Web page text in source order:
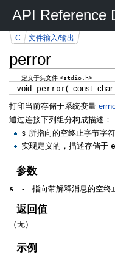
API Reference
perror
C 文件输入/输出
定义于头文件<stdio.h>
void perror( const char
打印当前存储于系统变量
通过连接下列组分构成描述：
s 所指向的空终止字节字
实现定义的，描述存储于
参数
s - 指向带解释消息的空终
返回值
（无）
示例